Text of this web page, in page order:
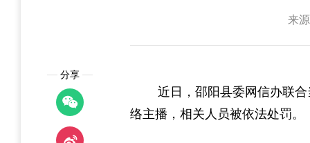
来
分享
近日，邵阳县委网信办联
络主播，相关人员被依法处罚。